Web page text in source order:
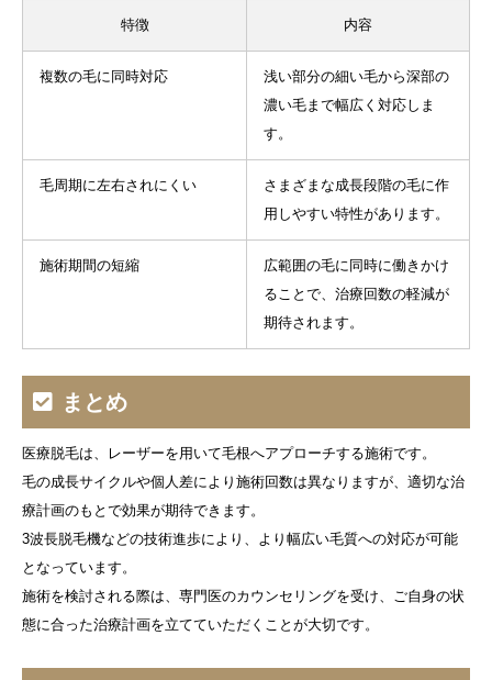
特徴 内容
複数の毛に同時対応
浅い部分の細い毛から深部の
濃い毛まで幅広く対応しま
す。
毛周期に左右されにくい
さまざまな成長段階の毛に作
用しやすい特性があります。
施術期間の短縮
広範囲の毛に同時に働きかけ
ることで、治療回数の軽減が
期待されます。
まとめ
医療脱毛は、レーザーを用いて毛根へアプローチする施術です。
毛の成長サイクルや個人差により施術回数は異なりますが、適切な治
療計画のもとで効果が期待できます。
3波長脱毛機などの技術進歩により、より幅広い毛質への対応が可能
となっています。
施術を検討される際は、専門医のカウンセリングを受け、ご自身の状
態に合った治療計画を立てていただくことが大切です。